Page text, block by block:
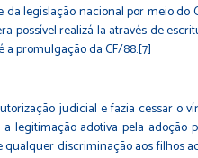
legislação nacional por meio do
possível realizá-la através de
promulgação da CF/88.[7]
judicial e fazia cessar o
legitimação adotiva pela adoção
discriminação aos filhos